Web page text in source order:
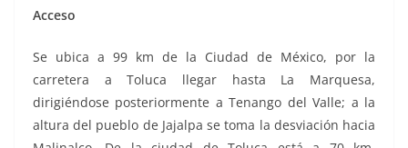
Acceso
Se ubica a 99 km de la Ciudad de México, por la
carretera a Toluca llegar hasta La Marquesa,
dirigiéndose posteriormente a Tenango del Valle; a la
altura del pueblo de Jajalpa se toma la desviación hacia